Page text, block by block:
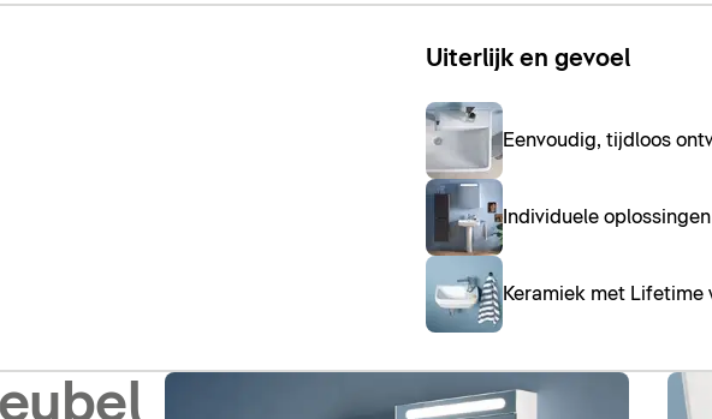
Uiterlijk en gevoel
Eenvoudig, tijdloos
Individuele
Keramiek met Lifetime